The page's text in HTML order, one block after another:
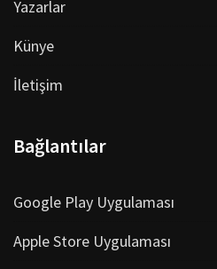
Yazarlar
Künye
İletişim
Bağlantılar
Google Play Uygulaması
Apple Store Uygulaması